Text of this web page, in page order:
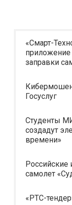
«Смарт-
приложение
заправки
Госуслуг
Студенты
создадут
времени»
Российские
самолет
«РТС-